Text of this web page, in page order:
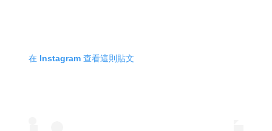
在 Instagram 查看這則貼文